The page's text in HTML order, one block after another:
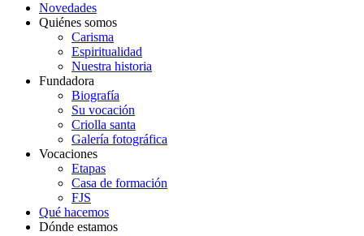
Novedades
Quiénes somos
Carisma
Espiritualidad
Nuestra historia
Fundadora
Biografía
Su vocación
Criolla santa
Galería fotográfica
Vocaciones
Etapas
Casa de formación
FJS
Qué hacemos
Dónde estamos